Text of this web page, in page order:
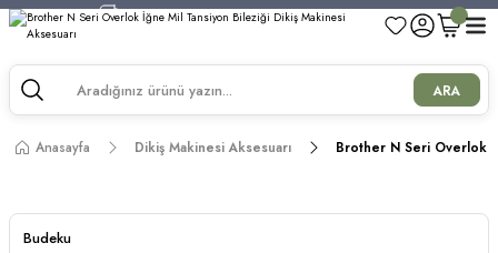
750 TL ve Üzeri Alışverişlerde Kargo Bedava!
750 TL ve Üzeri Alışverişlerde Kargo Bedava!
750 TL ve Üzeri Alışverişlerde Kargo Bedava!
ARA
Anasayfa Dikiş Makinesi Aksesuarı Brother N Seri Overlok
Budeku